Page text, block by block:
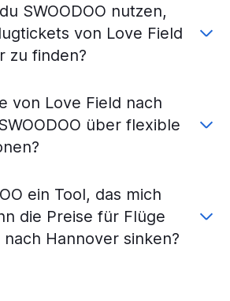
Worth nach Saarbrücken
nach Bremen
SWOODOO nutzen,
von Love Field
zu finden?
von Love Field nach
über flexible
ein Tool, das mich
die Preise für Flüge
Hannover sinken?